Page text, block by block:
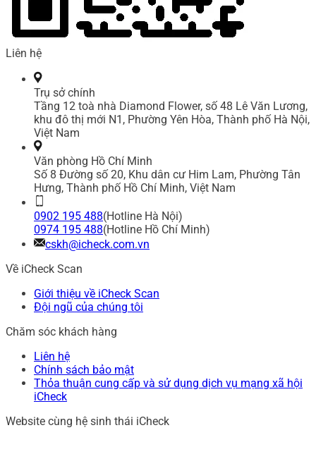
Liên hệ
Trụ sở chính
Tầng 12 toà nhà Diamond Flower, số 48 Lê Văn Lương,
khu đô thị mới N1, Phường Yên Hòa, Thành phố Hà Nội,
Việt Nam
Văn phòng Hồ Chí Minh
Số 8 Đường số 20, Khu dân cư Him Lam, Phường Tân
Hưng, Thành phố Hồ Chí Minh, Việt Nam
0902 195 488(Hotline Hà Nội)
0974 195 488(Hotline Hồ Chí Minh)
cskh@icheck.com.vn
Về iCheck Scan
Giới thiệu về iCheck Scan
Đội ngũ của chúng tôi
Chăm sóc khách hàng
Liên hệ
Chính sách bảo mật
Thỏa thuận cung cấp và sử dụng dịch vụ mạng xã hội
iCheck
Website cùng hệ sinh thái iCheck